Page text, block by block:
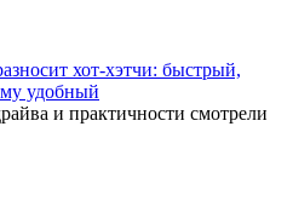
хот-хэтчи: быстрый,
удобный
и практичности смотрели